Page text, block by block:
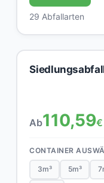
29 Abfallarten
Ab110,59€
CONTAINER
3m³ 5m³